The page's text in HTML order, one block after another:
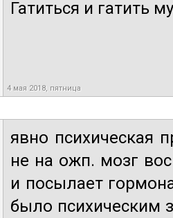
Гатиться и гатить
4 мая 2018, пятница
явно психическая
не на ожп. мозг
и посылает
было психическим